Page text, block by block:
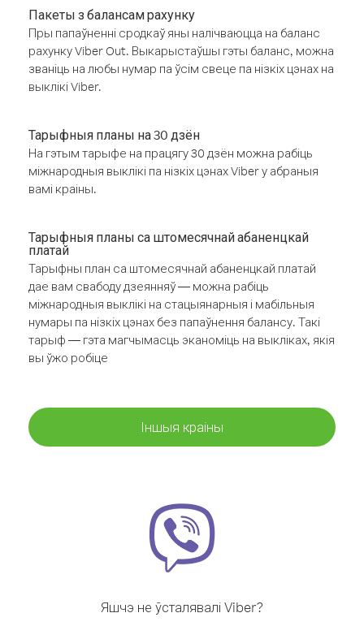
Пакеты з балансам рахунку
Пры папаўненні сродкаў яны налічваюцца на баланс
рахунку Viber Out. Выкарыстаўшы гэты баланс, можна
званіць на любы нумар па ўсім свеце па нізкіх цэнах на
выклікі Viber.
Тарыфныя планы на 30 дзён
На гэтым тарыфе на працягу 30 дзён можна рабіць
міжнародныя выклікі па нізкіх цэнах Viber у абраныя
вамі краіны.
Тарыфныя планы са штомесячнай абаненцкай
платай
Тарыфны план са штомесячнай абаненцкай платай
дае вам свабоду дзеянняў — можна рабіць
міжнародныя выклікі на стацыянарныя і мабільныя
нумары па нізкіх цэнах без папаўнення балансу. Такі
тарыф — гэта магчымасць эканоміць на выкліках, якія
вы ўжо робіце
Іншыя краіны
Яшчэ не ўсталявалі Viber?